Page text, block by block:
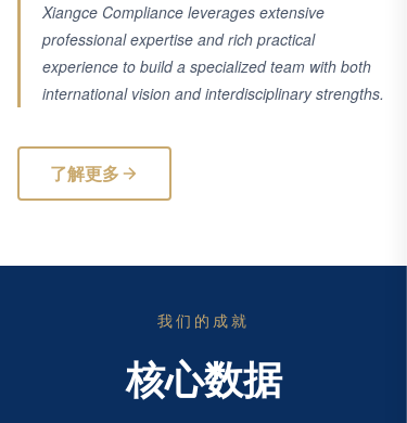
Xiangce Compliance leverages extensive
professional expertise and rich practical
experience to build a specialized team with both
international vision and interdisciplinary strengths.
了解更多
我们的成就
核心数据